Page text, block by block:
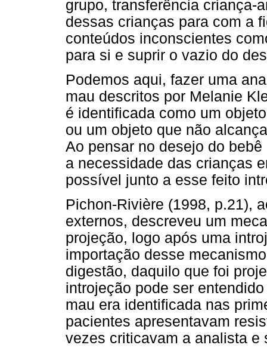
grupo, transferência criança-
dessas crianças para com a
conteúdos inconscientes
para si e suprir o vazio do
Podemos aqui, fazer uma
mau descritos por Melanie
é identificada como um
ou um objeto que não
Ao pensar no desejo do
a necessidade das crianças
possível junto a esse feito
Pichon-Rivière (1998, p.21),
externos, descreveu um
projeção, logo após uma
importação desse
digestão, daquilo que foi
introjeção pode ser
mau era identificada nas
pacientes apresentavam
vezes criticavam a analista e